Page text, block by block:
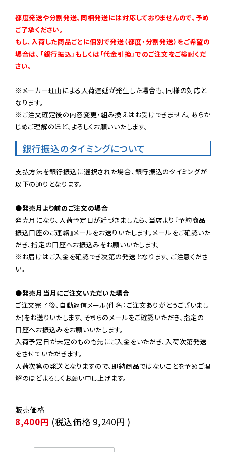
都度発送や分割発送、同梱発送には対応しておりませんので、予め
ご了承ください。
もし、入荷した商品ごとに個別で発送（都度・分割発送）をご希望の
場合は、「銀行振込」もしくは「代金引換」でのご注文をご検討くだ
さい。
※メーカー理由による入荷遅延が発生した場合も、同様の対応と
なります。
※ご注文確定後の内容変更・組み換えはお受けできません。あらか
じめご理解のほど、よろしくお願いいたします。
銀行振込のタイミングについて
支払方法を銀行振込に選択された場合、銀行振込のタイミングが
以下の通りとなります。
●発売月より前のご注文の場合
発売月になり、入荷予定日が近づきましたら、当店より『予約商品
振込口座のご連絡』メールをお送りいたします。メールをご確認いた
だき、指定の口座へお振込みをお願いいたします。
※お届けはご入金を確認でき次第の発送となります。ご注意くださ
い。
●発売月当月にご注文いただいた場合
ご注文完了後、自動返信メール(件名：ご注文ありがとうございまし
た)をお送りいたします。そちらのメールをご確認いただき、指定の
口座へお振込みをお願いいたします。
入荷予定日が未定のものも先にご入金をいただき、入荷次第発送
をさせていただきます。
入荷次第の発送となりますので、即納商品ではないことを予めご理
解のほどよろしくお願い申し上げます。
8,400円 (税込価格 9,240円 )